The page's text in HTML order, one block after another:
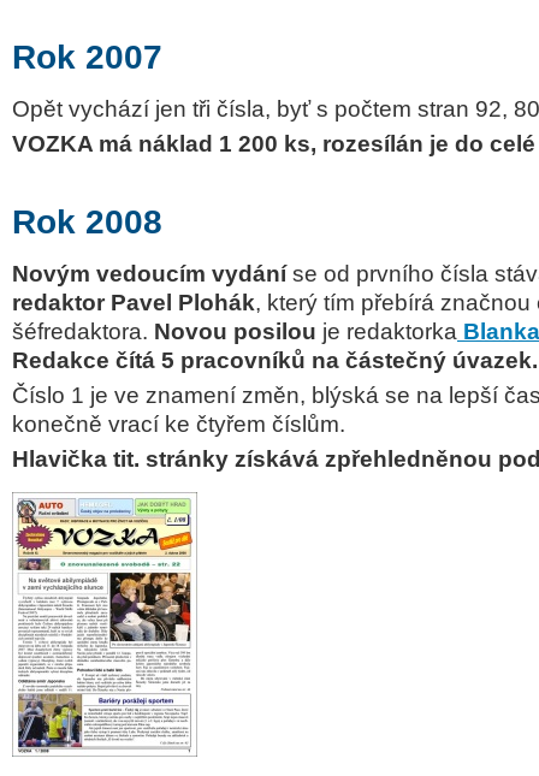
Rok 2007
Opět vychází jen tři čísla, byť s počtem stran 92,
VOZKA má náklad 1 200 ks, rozesílán je do celé
Rok 2008
Novým vedoucím vydáníse od prvního čísla
redaktor Pavel Plohák, který tím přebírá značnou
šéfredaktora. Novou posilou je redaktorka
Redakce čítá 5 pracovníků na částečný úvazek.
Číslo 1 je ve znamení změn, blýská se na lepší
konečně vrací ke čtyřem číslům.
Hlavička tit. stránky získává zpřehledněnou